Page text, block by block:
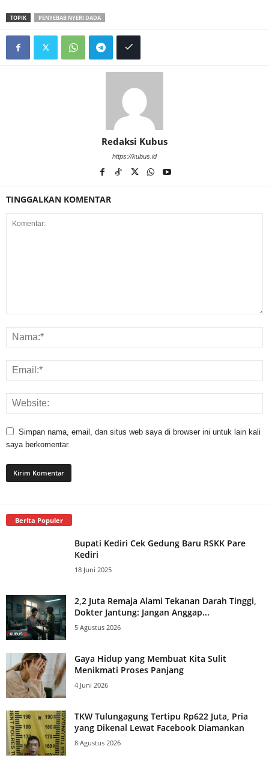
TOPIK PENYEBAB NYERI DADA
Redaksi Kubus
https://kubus.id
TINGGALKAN KOMENTAR
Simpan nama, email, dan situs web saya di browser ini untuk lain kali
saya berkomentar.
Berita Populer
Bupati Kediri Cek Gedung Baru RSKK Pare
Kediri
18 Juni 2025
2,2 Juta Remaja Alami Tekanan Darah Tinggi,
Dokter Jantung: Jangan Anggap...
5 Agustus 2026
Gaya Hidup yang Membuat Kita Sulit
Menikmati Proses Panjang
4 Juni 2026
TKW Tulungagung Tertipu Rp622 Juta, Pria
yang Dikenal Lewat Facebook Diamankan
8 Agustus 2026